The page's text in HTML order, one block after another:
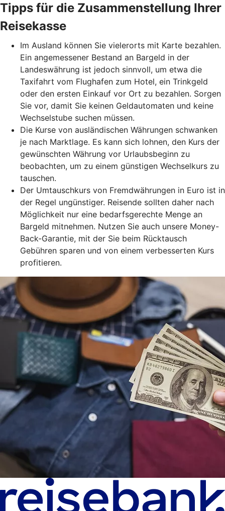
Tipps für die Zusammenstellung Ihrer
Reisekasse
Im Ausland können Sie vielerorts mit Karte bezahlen.
Ein angemessener Bestand an Bargeld in der
Landeswährung ist jedoch sinnvoll, um etwa die
Taxifahrt vom Flughafen zum Hotel, ein Trinkgeld
oder den ersten Einkauf vor Ort zu bezahlen. Sorgen
Sie vor, damit Sie keinen Geldautomaten und keine
Wechselstube suchen müssen.
Die Kurse von ausländischen Währungen schwanken
je nach Marktlage. Es kann sich lohnen, den Kurs der
gewünschten Währung vor Urlaubsbeginn zu
beobachten, um zu einem günstigen Wechselkurs zu
tauschen.
Der Umtauschkurs von Fremdwährungen in Euro ist in
der Regel ungünstiger. Reisende sollten daher nach
Möglichkeit nur eine bedarfsgerechte Menge an
Bargeld mitnehmen. Nutzen Sie auch unsere Money-
Back-Garantie, mit der Sie beim Rücktausch
Gebühren sparen und von einem verbesserten Kurs
profitieren.